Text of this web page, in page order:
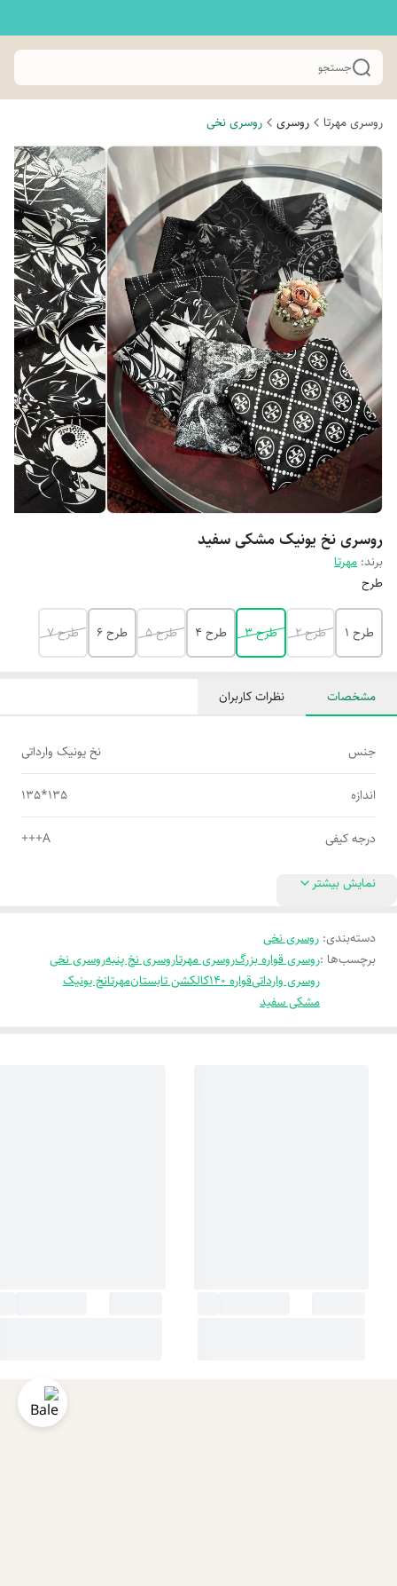
جستجو
روسری مهرتا روسری روسری نخی
روسری نخ یونیک مشکی سفید
برند: مهرتا
طرح
طرح 1 طرح 2 طرح 3 طرح 4 طرح 5 طرح 6 طرح 7
مشخصات نظرات کاربران
جنس نخ یونیک وارداتی
اندازه 135*135
درجه کیفی A+++
نمایش بیشتر
دسته‌بندی: روسری نخی
برچسب‌ها :روسری قواره بزرگروسری مهرتاروسری نخ پنبهروسری نخی
روسری وارداتیقواره 140 کالکشن تابستانمهرتانخ یونیک
مشکی سفید